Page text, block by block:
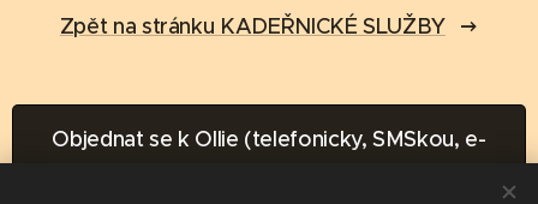
Zpět na stránku KADEŘNICKÉ SLUŽBY
Objednat se k Ollie (telefonicky, SMSkou, e-